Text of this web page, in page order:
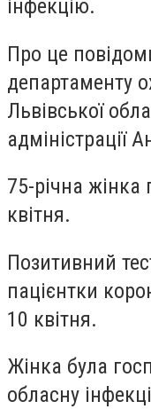
інфекцію.
Про це
департаменту
Львівської
адміністрації
75-річна жінка
квітня.
Позитивний
пацієнтки
10 квітня.
Жінка була
обласну